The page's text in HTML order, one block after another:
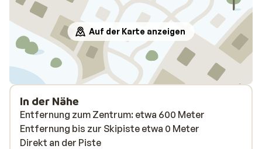
Auf der Karte anzeigen
In der Nähe
Entfernung zum Zentrum: etwa 600 Meter
Entfernung bis zur Skipiste etwa 0 Meter
Direkt an der Piste